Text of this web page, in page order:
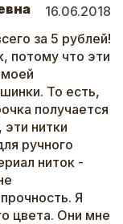
16.06.2018
за 5 рублей!
потому что эти
То есть,
получается
эти нитки
ручного
ниток -
Я
цвета. Они мне